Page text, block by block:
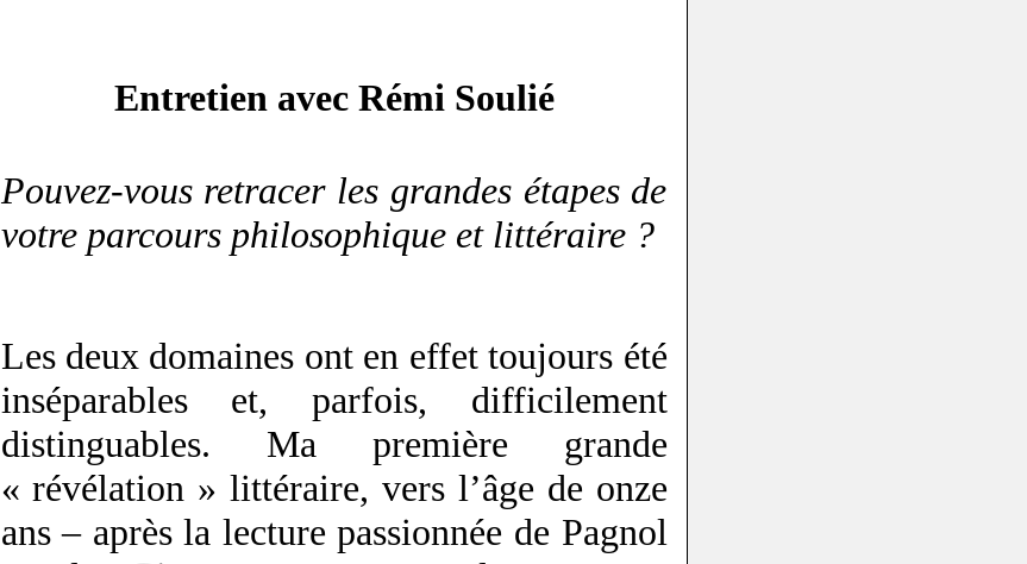
Entretien avec Rémi Soulié
Pouvez-vous retracer les grandes étapes de
votre parcours philosophique et littéraire ?
Les deux domaines ont en effet toujours été
inséparables et, parfois, difficilement
distinguables. Ma première grande
« révélation » littéraire, vers l’âge de onze
ans – après la lecture passionnée de Pagnol